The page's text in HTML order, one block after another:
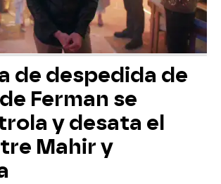
de despedida de
Ferman se
y desata el
Mahir y